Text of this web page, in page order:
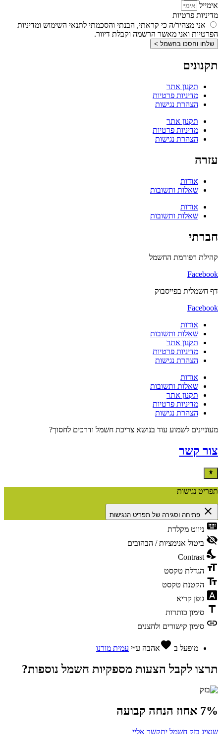
אימייל
מדיניות פרטיות
אני מצהיר/ה כי קראתי, הבנתי והסכמתי לתנאי השימוש ומדיניות
הפרטיות ואני מאשר הרשמה וקבלת דיוור.
שלחו וחסכו בחשמל >
תקנונים
תקנון אתר
מדיניות פרטיות
הצהרת נגישות
תקנון אתר
מדיניות פרטיות
הצהרת נגישות
עזרה
אודות
שאלות ותשובות
אודות
שאלות ותשובות
חברתי
קהילת רפורמת החשמל
Facebook
דף חשמלית בפייסבוק
Facebook
אודות
שאלות ותשובות
תקנון אתר
מדיניות פרטיות
הצהרת נגישות
אודות
שאלות ותשובות
תקנון אתר
מדיניות פרטיות
הצהרת נגישות
מעוניינים לשמוע עוד בנושא צריכת חשמל ודרכים לחסוך?
צור קשר
תפריט נגישות
close פתיחה וסגירה של תפריט הנגישות
keyboard ניווט מקלדת
visibility_off ביטול אנימציות / הבהובים
nights_stay
Contrast
format_size הגדלת טקסט
text_fields הקטנת טקסט
font_download גופן קריא
title סימון כותרות
link סימון קישורים ולחצנים
מופעל ב favoriteאהבה ע״י עמית מורנו
תרצו לקבל הצעות מספקיות חשמל נוספות?
7% אחוז הנחה קבועה
שנציג בזק חשמל יתקשר אליי